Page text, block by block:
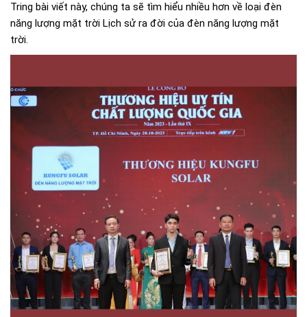
Tring bài viết này, chúng ta sẽ tìm hiểu nhiều hơn về loại đèn
năng lượng mặt trời Lịch sử ra đời của đèn năng lượng mặt
trời.